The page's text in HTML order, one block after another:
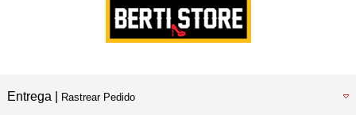
Entrega | Rastrear Pedido